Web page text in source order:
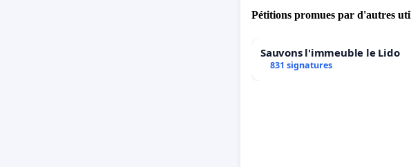
Pétitions promues par d'autres
Sauvons l'immeuble le Lido
831 signatures